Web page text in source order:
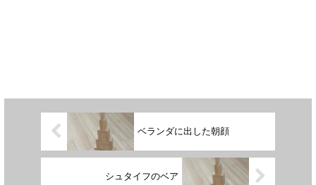
ベランダに出した朝顔
シュタイフのベア